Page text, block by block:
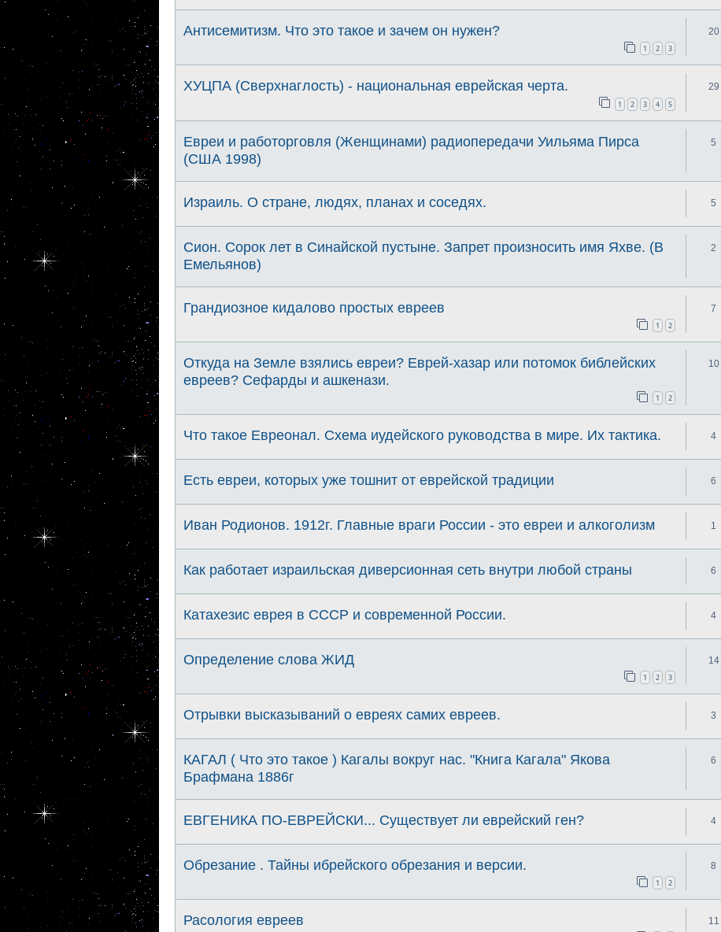
Антисемитизм. Что это такое и зачем он нужен?
1 2 3
20
ХУЦПА (Сверхнаглость) - национальная еврейская черта.
1 2 3 4 5
29
Евреи и работорговля (Женщинами) радиопередачи Уильяма Пирса
(США 1998)
5
Израиль. О стране, людях, планах и соседях. 5
Сион. Сорок лет в Синайской пустыне. Запрет произносить имя Яхве. (В
Емельянов)
2
Грандиозное кидалово простых евреев
1 2
7
Откуда на Земле взялись евреи? Еврей-хазар или потомок библейских
евреев? Сефарды и ашкенази.
1 2
10
Что такое Евреонал. Схема иудейского руководства в мире. Их тактика. 4
Есть евреи, которых уже тошнит от еврейской традиции 6
Иван Родионов. 1912г. Главные враги России - это евреи и алкоголизм 1
Как работает израильская диверсионная сеть внутри любой страны 6
Катахезис еврея в СССР и современной России. 4
Определение слова ЖИД
1 2 3
14
Отрывки высказываний о евреях самих евреев. 3
КАГАЛ ( Что это такое ) Кагалы вокруг нас. "Книга Кагала" Якова
Брафмана 1886г
6
ЕВГЕНИКА ПО-ЕВРЕЙСКИ... Существует ли еврейский ген? 4
Обрезание . Тайны ибрейского обрезания и версии.
1 2
8
Расология евреев 11